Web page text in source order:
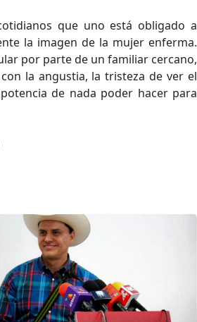
que uno está obligado a
la imagen de la mujer enferma.
por parte de un familiar cercano,
la angustia, la tristeza de ver el
de nada poder hacer para